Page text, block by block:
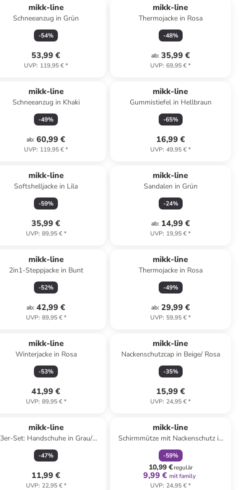
mikk-line
Schneeanzug in Grün
-54%
53,99 €
UVP: 119,95 €*
mikk-line
Thermojacke in Rosa
-48%
ab: 35,99 €
UVP: 69,95 €*
mikk-line
Schneeanzug in Khaki
-49%
ab: 60,99 €
UVP: 119,95 €*
mikk-line
Gummistiefel in Hellbraun
-65%
16,99 €
UVP: 49,95 €*
mikk-line
Softshelljacke in Lila
-59%
35,99 €
UVP: 89,95 €*
mikk-line
Sandalen in Grün
-24%
ab: 14,99 €
UVP: 19,95 €*
mikk-line
2in1-Steppjacke in Bunt
-52%
ab: 42,99 €
UVP: 89,95 €*
mikk-line
Thermojacke in Rosa
-49%
ab: 29,99 €
UVP: 59,95 €*
mikk-line
Winterjacke in Rosa
-53%
41,99 €
UVP: 89,95 €*
mikk-line
Nackenschutzcap in Beige/ Rosa
-35%
15,99 €
UVP: 24,95 €*
mikk-line
3er-Set: Handschuhe in Grau/
Hellbraun/ Schwarz
-47%
11,99 €
UVP: 22,95 €*
mikk-line
Schirmmütze mit Nackenschutz in
Rosa
-59%
10,99 €regulär
9,99 € mit family
UVP: 24,95 €*